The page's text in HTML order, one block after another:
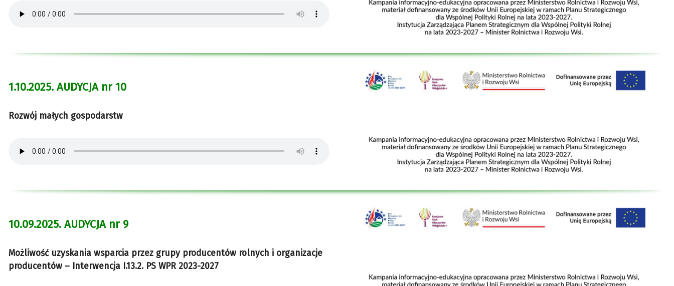
1.10.2025. AUDYCJA nr 10
Rozwój małych gospodarstw
10.09.2025. AUDYCJA nr 9
Możliwość uzyskania wsparcia przez grupy producentów rolnych i organizacje
producentów – Interwencja I.13.2. PS WPR 2023-2027